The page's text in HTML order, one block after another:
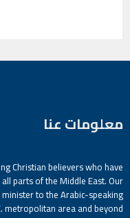
معلومات عنا
Christian believers who have
parts of the Middle East. Our
to the Arabic-speaking
metropolitan area and beyond.